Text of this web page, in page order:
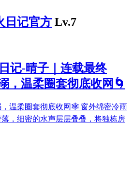
日记官方 Lv.7
记-晴子｜连载最终
，温柔圈套彻底收网🌀
温柔圈套彻底收网🕸️ 窗外绵密冷雨
，细密的水声层层叠叠，将独栋房